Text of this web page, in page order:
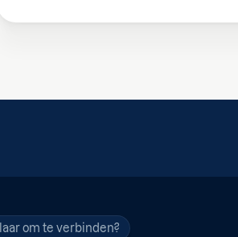
om te verbinden?